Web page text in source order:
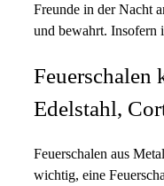
Freunde in der Nacht
und bewahrt. Insofern
Feuerschalen
Edelstahl,
Feuerschalen aus
wichtig, eine